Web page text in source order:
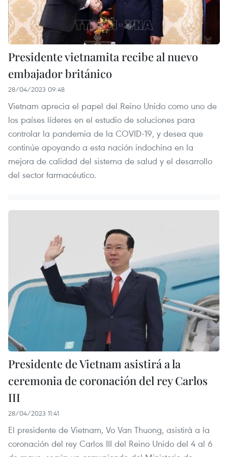
Presidente vietnamita recibe al nuevo
embajador británico
28/04/2023 09:48
Vietnam aprecia el papel del Reino Unido como uno de
los países líderes en el estudio de soluciones para
controlar la pandemia de la COVID-19, y desea que
continúe apoyando a esta nación indochina en la
mejora de calidad del sistema de salud y el desarrollo
del sector farmacéutico.
Presidente de Vietnam asistirá a la
ceremonia de coronación del rey Carlos
III
28/04/2023 11:41
El presidente de Vietnam, Vo Van Thuong, asistirá a la
coronación del rey Carlos III del Reino Unido del 4 al 6